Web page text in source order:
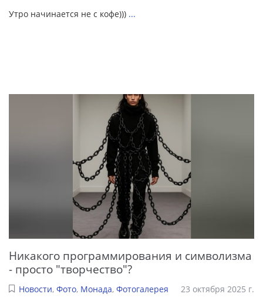
Утро начинается не с кофе))) ...
Никакого программирования и символизма
- просто "творчество"?
Новости, Фото, Монада, Фотогалерея 23 октября 2025 г.